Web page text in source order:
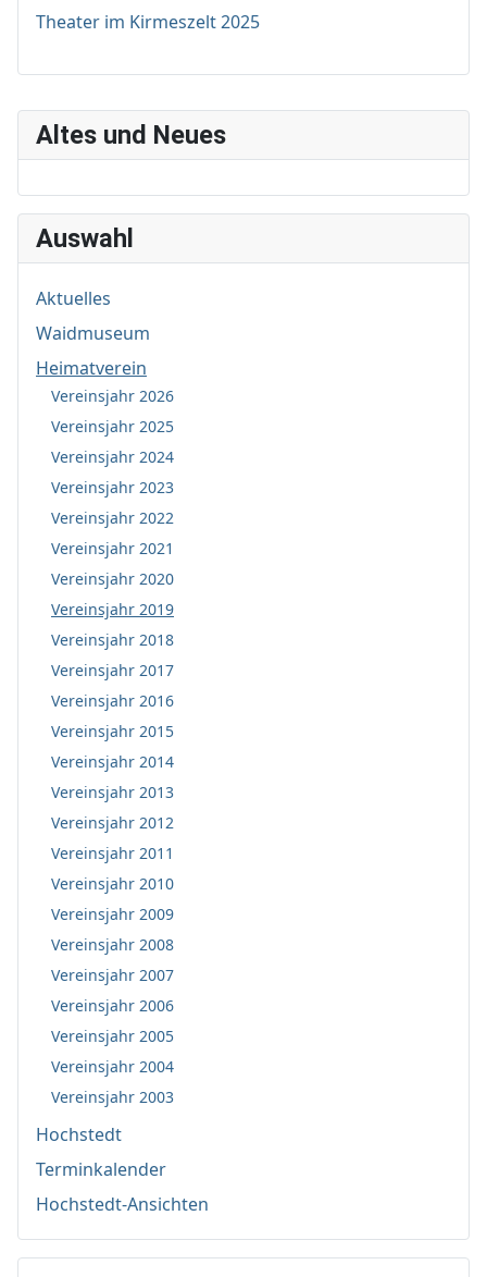
Altes und Neues
Auswahl
Aktuelles
Waidmuseum
Heimatverein
Vereinsjahr 2026
Vereinsjahr 2025
Vereinsjahr 2024
Vereinsjahr 2023
Vereinsjahr 2022
Vereinsjahr 2021
Vereinsjahr 2020
Vereinsjahr 2019
Vereinsjahr 2018
Vereinsjahr 2017
Vereinsjahr 2016
Vereinsjahr 2015
Vereinsjahr 2014
Vereinsjahr 2013
Vereinsjahr 2012
Vereinsjahr 2011
Vereinsjahr 2010
Vereinsjahr 2009
Vereinsjahr 2008
Vereinsjahr 2007
Vereinsjahr 2006
Vereinsjahr 2005
Vereinsjahr 2004
Vereinsjahr 2003
Hochstedt
Terminkalender
Hochstedt-Ansichten
Theater im Kirmeszelt 2025